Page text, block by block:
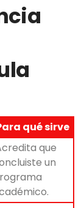
qué sirve
que
un